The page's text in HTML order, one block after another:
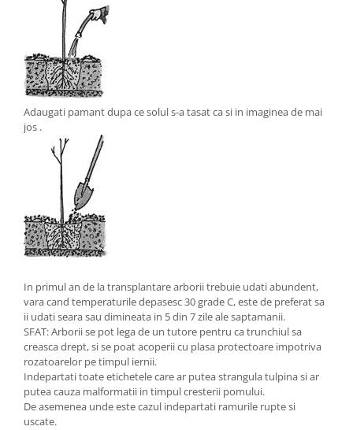
Adaugati pamant dupa ce solul s-a tasat ca si in imaginea de mai
jos .
In primul an de la transplantare arborii trebuie udati abundent,
vara cand temperaturile depasesc 30 grade C, este de preferat sa
ii udati seara sau dimineata in 5 din 7 zile ale saptamanii.
SFAT: Arborii se pot lega de un tutore pentru ca trunchiul sa
creasca drept, si se poat acoperii cu plasa protectoare impotriva
rozatoarelor pe timpul iernii.
Indepartati toate etichetele care ar putea strangula tulpina si ar
putea cauza malformatii in timpul cresterii pomului.
De asemenea unde este cazul indepartati ramurile rupte si
uscate.